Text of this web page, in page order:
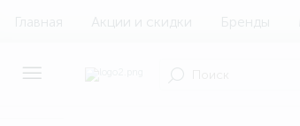
Главная Акции и скидки Бренды